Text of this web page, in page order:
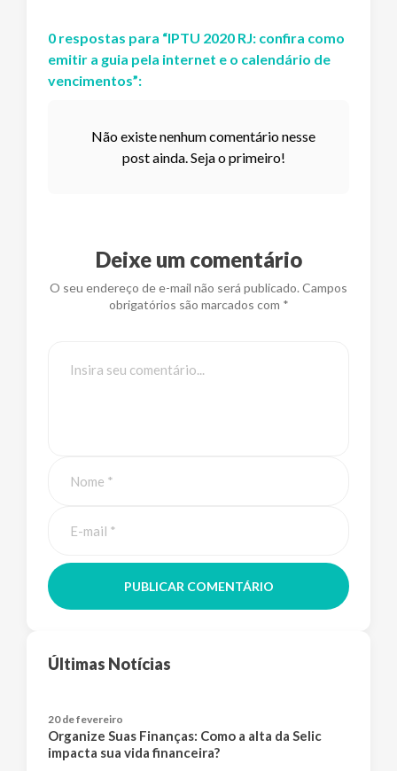
0 respostas para “IPTU 2020 RJ: confira como
emitir a guia pela internet e o calendário de
vencimentos”:
Não existe nenhum comentário nesse
post ainda. Seja o primeiro!
Deixe um comentário
O seu endereço de e-mail não será publicado. Campos
obrigatórios são marcados com *
PUBLICAR COMENTÁRIO
Últimas Notícias
20 de fevereiro
Organize Suas Finanças: Como a alta da Selic
impacta sua vida financeira?